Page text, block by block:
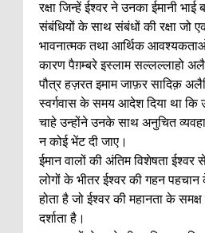
रक्षा जिन्हें ईश्वर ने उनका ईमानी
संबंधियों के साथ संबंधों की रक्षा जो
भावनात्मक तथा आर्थिक
कारण पैग़म्बरे इस्लाम सल्लल्लाहो
पौत्र हज़रत इमाम जाफ़र सादिक़
स्वर्गवास के समय आदेश दिया था कि
चाहे उन्होंने उनके साथ अनुचित
न कोई भेंट दी जाए।
ईमान वालों की अंतिम विशेषता ईश्वर
लोगों के भीतर ईश्वर की गहन
होता है जो ईश्वर की महानता के
दर्शाता है।